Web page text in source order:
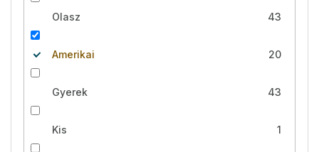
Olasz 43
Amerikai 20
Gyerek 43
Kis 1